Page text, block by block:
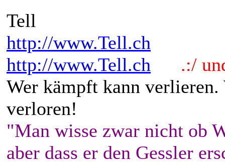
Tell
http://www.Tell.ch
http://www.Tell.ch
.:/
Wer kämpft kann
verloren!
"Man wisse zwar nicht ob
aber dass er den Gessler